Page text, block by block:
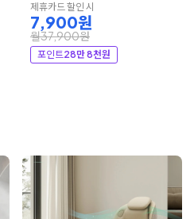
제휴카드 할인 시
7,900원
월37,900원
포인트28만 8천원